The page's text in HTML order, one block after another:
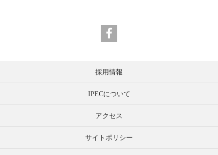
採用情報
IPECについて
アクセス
サイトポリシー